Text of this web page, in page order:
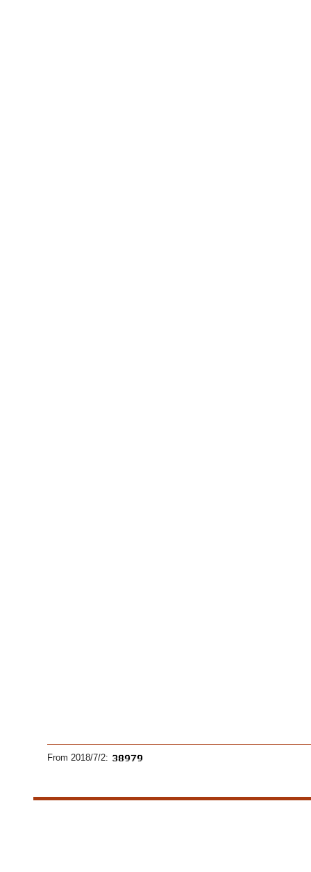
From 2018/7/2: